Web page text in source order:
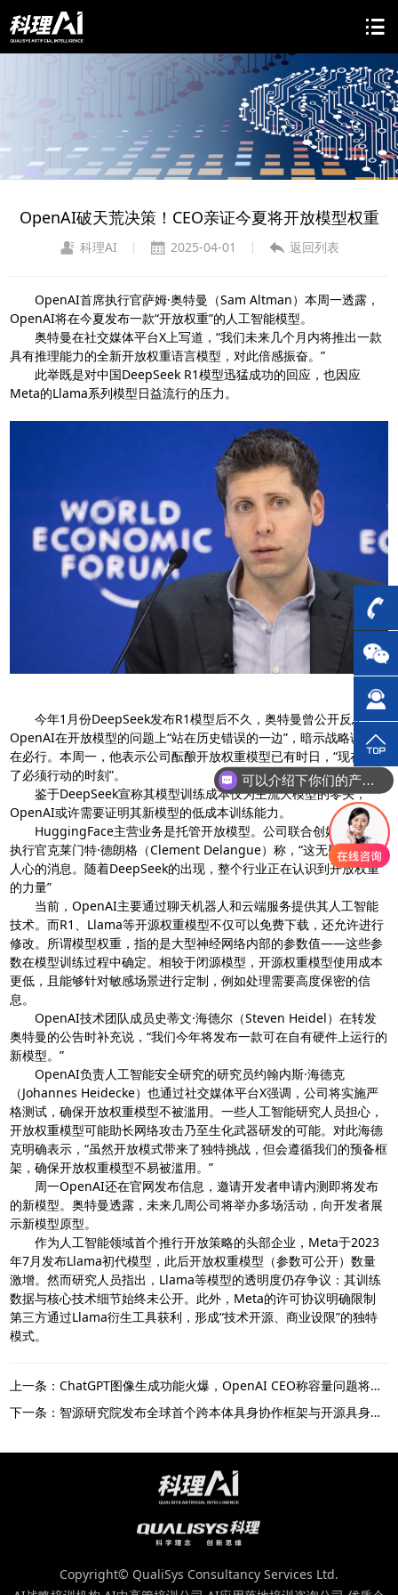
OpenAI破天荒决策！CEO亲证今夏将开放模型权重
科理AI | 2025-04-01 | 返回列表
OpenAI首席执行官萨姆·奥特曼（Sam Altman）本周一透露，
OpenAI将在今夏发布一款“开放权重”的人工智能模型。
奥特曼在社交媒体平台X上写道，“我们未来几个月内将推出一款
具有推理能力的全新开放权重语言模型，对此倍感振奋。”
此举既是对中国DeepSeek R1模型迅猛成功的回应，也因应
Meta的Llama系列模型日益流行的压力。
今年1月份DeepSeek发布R1模型后不久，奥特曼曾公开反思，
OpenAI在开放模型的问题上“站在历史错误的一边”，暗示战略调整势
在必行。本周一，他表示公司酝酿开放权重模型已有时日，“现在已到
了必须行动的时刻”。
鉴于DeepSeek宣称其模型训练成本仅为主流大模型的零头，
OpenAI或许需要证明其新模型的低成本训练能力。
HuggingFace主营业务是托管开放模型。公司联合创始人兼首席
执行官克莱门特·德朗格（Clement Delangue）称，“这无疑是振奋
人心的消息。随着DeepSeek的出现，整个行业正在认识到开放权重
的力量”
当前，OpenAI主要通过聊天机器人和云端服务提供其人工智能
技术。而R1、Llama等开源权重模型不仅可以免费下载，还允许进行
修改。所谓模型权重，指的是大型神经网络内部的参数值——这些参
数在模型训练过程中确定。相较于闭源模型，开源权重模型使用成本
更低，且能够针对敏感场景进行定制，例如处理需要高度保密的信
息。
OpenAI技术团队成员史蒂文·海德尔（Steven Heidel）在转发
奥特曼的公告时补充说，“我们今年将发布一款可在自有硬件上运行的
新模型。”
OpenAI负责人工智能安全研究的研究员约翰内斯·海德克
（Johannes Heidecke）也通过社交媒体平台X强调，公司将实施严
格测试，确保开放权重模型不被滥用。一些人工智能研究人员担心，
开放权重模型可能助长网络攻击乃至生化武器研发的可能。对此海德
克明确表示，“虽然开放模式带来了独特挑战，但会遵循我们的预备框
架，确保开放权重模型不易被滥用。”
周一OpenAI还在官网发布信息，邀请开发者申请内测即将发布
的新模型。奥特曼透露，未来几周公司将举办多场活动，向开发者展
示新模型原型。
作为人工智能领域首个推行开放策略的头部企业，Meta于2023
年7月发布Llama初代模型，此后开放权重模型（参数可公开）数量
激增。然而研究人员指出，Llama等模型的透明度仍存争议：其训练
数据与核心技术细节始终未公开。此外，Meta的许可协议明确限制
第三方通过Llama衍生工具获利，形成“技术开源、商业设限”的独特
模式。
上一条：ChatGPT图像生成功能火爆，OpenAI CEO称容量问题将导致产品延期
下一条：智源研究院发布全球首个跨本体具身协作框架与开源具身大脑
Copyright© QualiSys Consultancy Services Ltd.
可以介绍下你们的产品么？